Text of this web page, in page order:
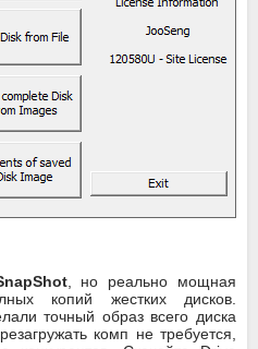
, но реально мощная
копий жестких дисков.
точный образ всего диска
комп не требуется,